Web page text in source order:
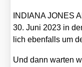
INDIANA JONES
30. Juni 2023 in
lich eben­falls um
Und dann war­ten